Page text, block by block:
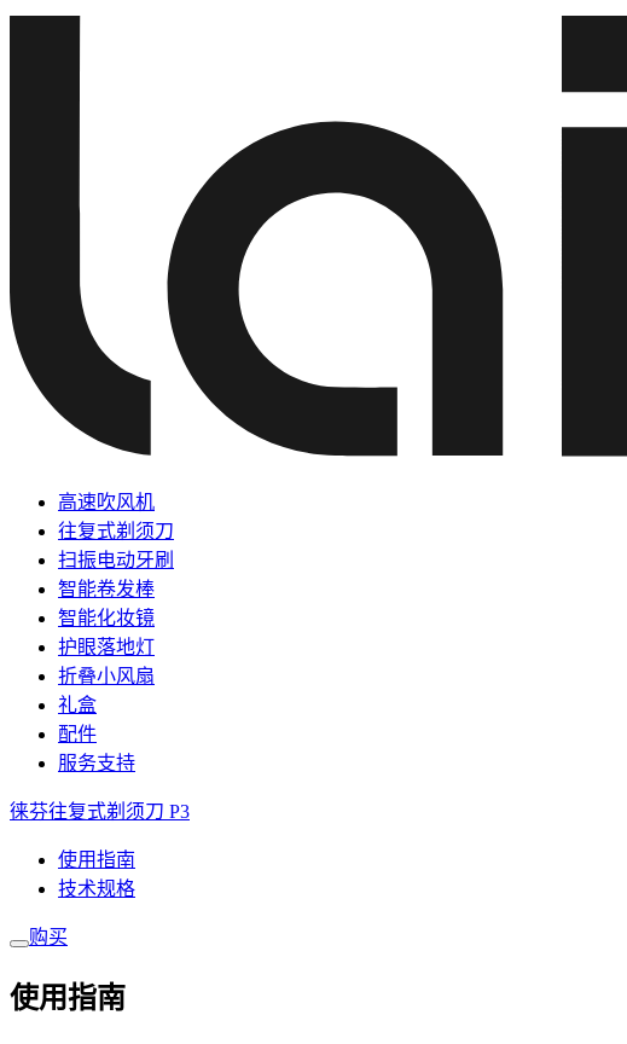
高速吹风机
往复式剃须刀
扫振电动牙刷
智能卷发棒
智能化妆镜
护眼落地灯
折叠小风扇
礼盒
配件
服务支持
徕芬往复式剃须刀 P3
使用指南
技术规格
购买
使用指南